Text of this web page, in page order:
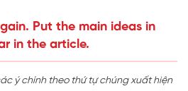
Put the main ideas in
in the article.
ý chính theo thứ tự chúng xuất hiện